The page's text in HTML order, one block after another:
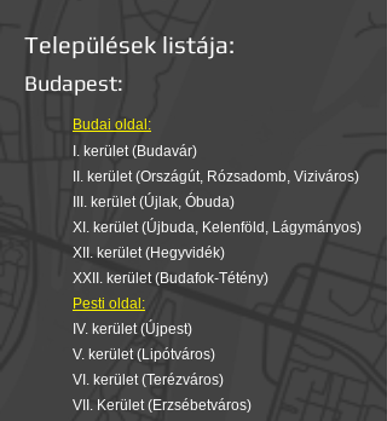
Települések listája:
Budapest:
Budai oldal:
I. kerület (Budavár)
II. kerület (Országút, Rózsadomb, Viziváros)
III. kerület (Újlak, Óbuda)
XI. kerület (Újbuda, Kelenföld, Lágymányos)
XII. kerület (Hegyvidék)
XXII. kerület (Budafok-Tétény)
Pesti oldal:
IV. kerület (Újpest)
V. kerület (Lipótváros)
VI. kerület (Terézváros)
VII. Kerület (Erzsébetváros)